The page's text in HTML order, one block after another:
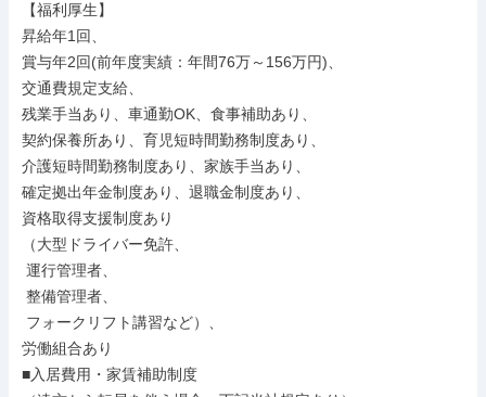
【福利厚生】
昇給年1回、
賞与年2回(前年度実績：年間76万～156万円)、
交通費規定支給、
残業手当あり、車通勤OK、食事補助あり、
契約保養所あり、育児短時間勤務制度あり、
介護短時間勤務制度あり、家族手当あり、
確定拠出年金制度あり、退職金制度あり、
資格取得支援制度あり
（大型ドライバー免許、
労働組合あり
■入居費用・家賃補助制度